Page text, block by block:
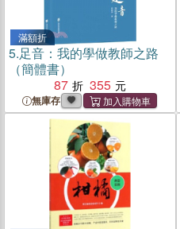
滿額折
5.足音：我的學做教師之路
（簡體書）
87
355
無庫存